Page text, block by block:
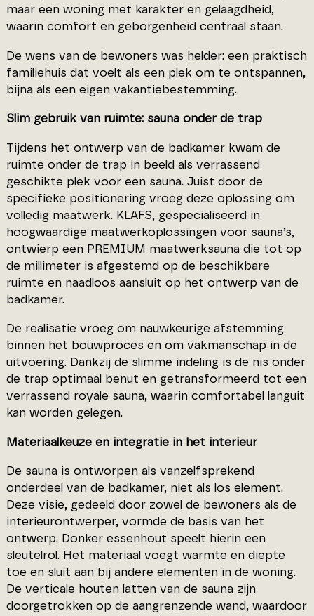
maar een woning met karakter en gelaagdheid,
waarin comfort en geborgenheid centraal staan.
De wens van de bewoners was helder: een praktisch
familiehuis dat voelt als een plek om te ontspannen,
bijna als een eigen vakantiebestemming.
Slim gebruik van ruimte: sauna onder de trap
Tijdens het ontwerp van de badkamer kwam de
ruimte onder de trap in beeld als verrassend
geschikte plek voor een sauna. Juist door de
specifieke positionering vroeg deze oplossing om
volledig maatwerk. KLAFS, gespecialiseerd in
hoogwaardige maatwerkoplossingen voor sauna’s,
ontwierp een PREMIUM maatwerksauna die tot op
de millimeter is afgestemd op de beschikbare
ruimte en naadloos aansluit op het ontwerp van de
badkamer.
De realisatie vroeg om nauwkeurige afstemming
binnen het bouwproces en om vakmanschap in de
uitvoering. Dankzij de slimme indeling is de nis onder
de trap optimaal benut en getransformeerd tot een
verrassend royale sauna, waarin comfortabel languit
kan worden gelegen.
Materiaalkeuze en integratie in het interieur
De sauna is ontworpen als vanzelfsprekend
onderdeel van de badkamer, niet als los element.
Deze visie, gedeeld door zowel de bewoners als de
interieurontwerper, vormde de basis van het
ontwerp. Donker essenhout speelt hierin een
sleutelrol. Het materiaal voegt warmte en diepte
toe en sluit aan bij andere elementen in de woning.
De verticale houten latten van de sauna zijn
doorgetrokken op de aangrenzende wand, waardoor